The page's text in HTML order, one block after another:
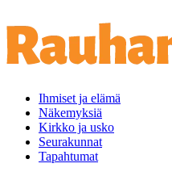
Ihmiset ja elämä
Näkemyksiä
Kirkko ja usko
Seurakunnat
Tapahtumat